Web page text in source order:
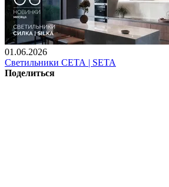
01.06.2026
Светильники СЕТА | SETA
Поделиться